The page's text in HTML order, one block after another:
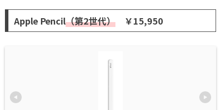
Apple Pencil（第2世代）￥15,950